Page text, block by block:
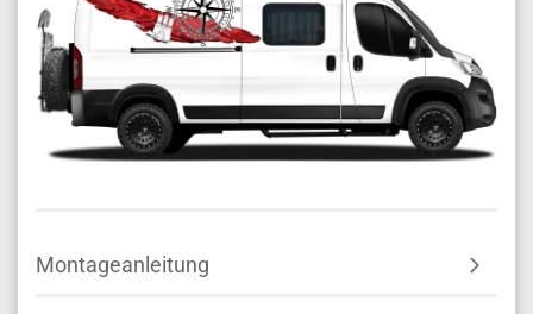
Montageanleitung